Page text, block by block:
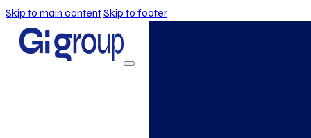
Skip to main contentSkip to footer